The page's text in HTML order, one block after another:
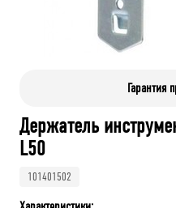
Гарантия
Держатель
L50
101401502